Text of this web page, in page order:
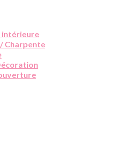
intérieure
Charpente